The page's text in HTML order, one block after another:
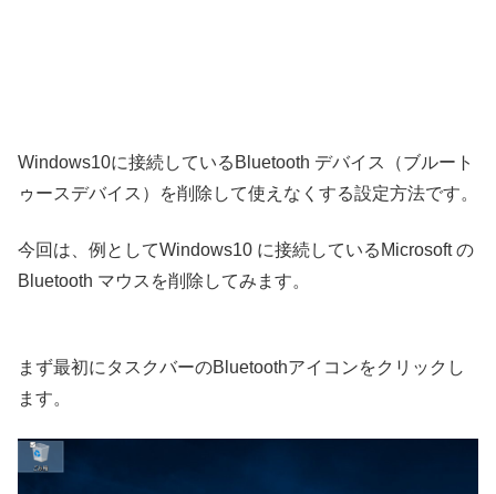
Windows10に接続しているBluetooth デバイス（ブルート
ゥースデバイス）を削除して使えなくする設定方法です。
今回は、例としてWindows10 に接続しているMicrosoft の
Bluetooth マウスを削除してみます。
まず最初にタスクバーのBluetoothアイコンをクリックし
ます。